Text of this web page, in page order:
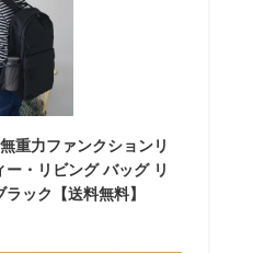
重力ファンクションリ
・リビング バッグ リ
ック【送料無料】